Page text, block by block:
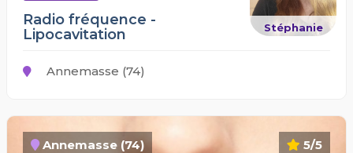
Stéphanie
Radio fréquence -
Lipocavitation
Annemasse (74)
5/5
Annemasse (74)